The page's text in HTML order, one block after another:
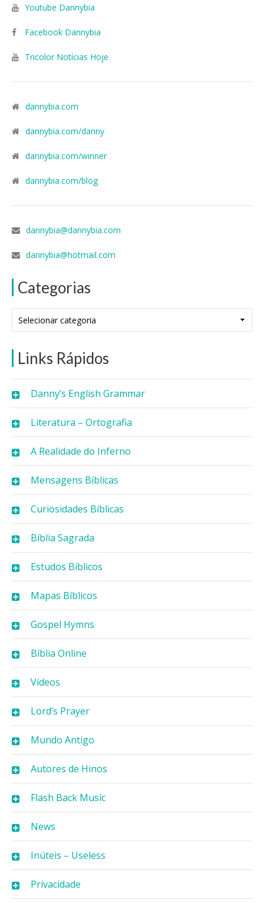
Youtube Dannybia
Facebook Dannybia
Tricolor Notícias Hoje
dannybia.com
dannybia.com/danny
dannybia.com/winner
dannybia.com/blog
dannybia@dannybia.com
dannybia@hotmail.com
Categorias
Links Rápidos
Danny’s English Grammar
Literatura – Ortografia
A Realidade do Inferno
Mensagens Bíblicas
Curiosidades Bíblicas
Bíblia Sagrada
Estudos Bíblicos
Mapas Bíblicos
Gospel Hymns
Bíblia Online
Vídeos
Lord’s Prayer
Mundo Antigo
Autores de Hinos
Flash Back Music
News
Inúteis – Useless
Privacidade